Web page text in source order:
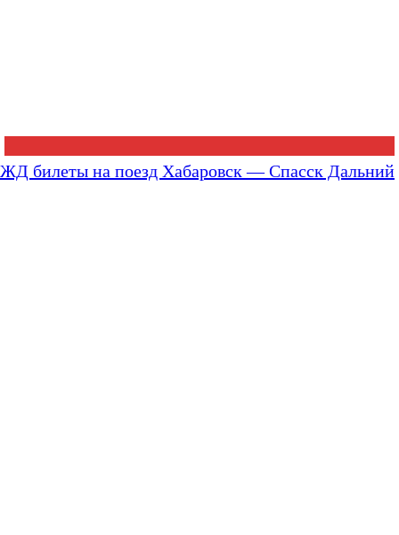
ЖД билеты на поезд Хабаровск — Спасск Дальний